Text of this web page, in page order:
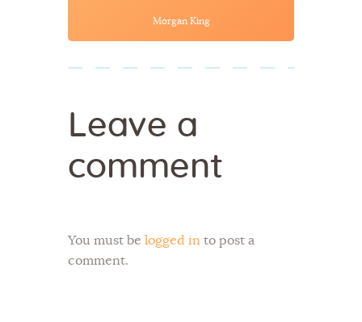
Morgan King
Leave a
comment
You must be logged in to post a
comment.